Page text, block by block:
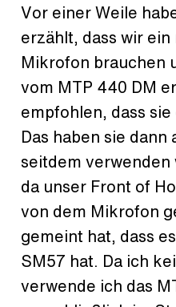
Vor einer Weile
erzählt, dass wir
Mikrofon brauchen
vom MTP 440 DM
empfohlen, dass
Das haben sie dann
seitdem verwenden
da unser Front of
von dem Mikrofon
gemeint hat, dass
SM57 hat. Da ich
verwende ich das